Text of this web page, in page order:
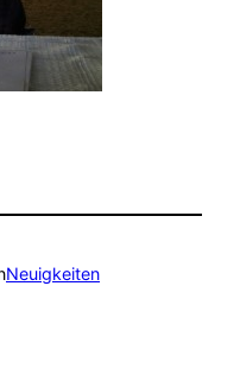
Neuigkeiten